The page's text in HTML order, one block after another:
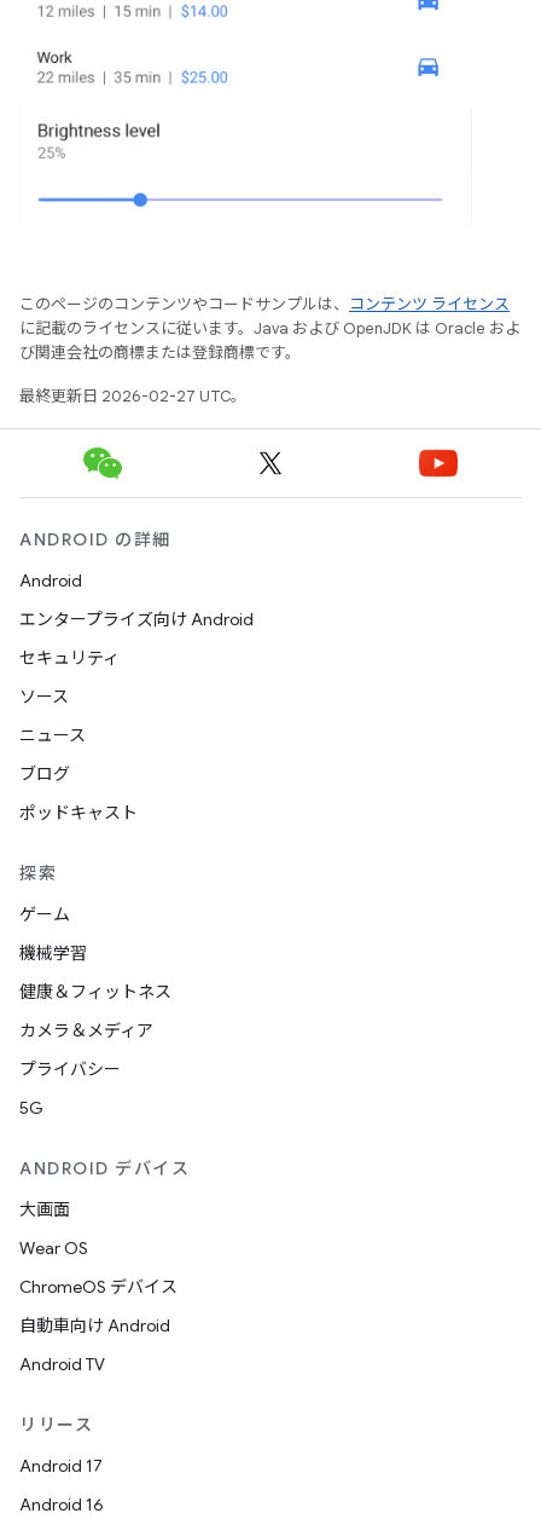
このページのコンテンツやコードサンプルは、
コンテンツ ライセンス
に記載のライセンスに従います。Java および OpenJDK は Oracle およ
び関連会社の商標または登録商標です。
最終更新日 2026-02-27 UTC。
ANDROID の詳細
Android
エンタープライズ向け Android
セキュリティ
ソース
ニュース
ブログ
ポッドキャスト
探索
ゲーム
機械学習
健康＆フィットネス
カメラ＆メディア
プライバシー
5G
ANDROID デバイス
大画面
Wear OS
ChromeOS デバイス
自動車向け Android
Android TV
リリース
Android 17
Android 16